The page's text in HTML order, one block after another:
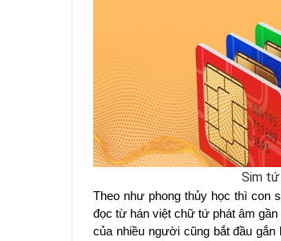
Sim
Theo như phong thủy học thì con
đọc từ hán việt chữ tứ phát âm
của nhiều người cũng bắt đầu